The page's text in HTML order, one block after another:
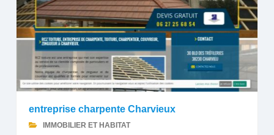
entreprise charpente Charvieux
IMMOBILIER ET HABITAT